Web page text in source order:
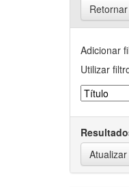
Adicionar
Utilizar